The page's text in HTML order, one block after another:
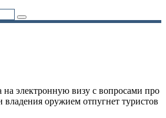
на электронную визу с вопросами про
владения оружием отпугнет туристов